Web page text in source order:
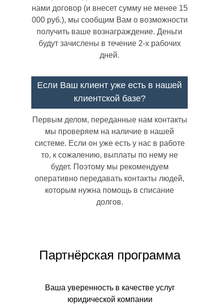
Первым делом, переданные нам контакты
мы проверяем на наличие в нашей
системе. Если он уже есть у нас в работе
то, к сожалению, выплаты по нему не
будет. Поэтому мы рекомендуем
оперативно передавать контакты людей,
которым нужна помощь в списание
долгов.
нами договор (и внесет сумму не менее 15
000 руб.), мы сообщим Вам о возможности
получить ваше вознаграждение. Деньги
будут зачислены в течение 2-х рабочих
дней.
Если Ваш клиент уже есть в нашей
клиентской базе?
Ваша уверенность в качестве услуг
юридической компании
Партнёрская программа